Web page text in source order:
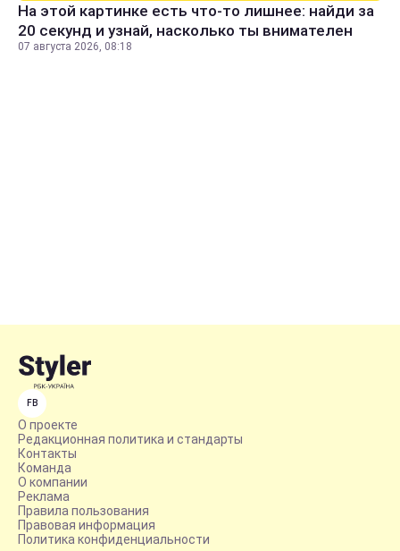
На этой картинке есть что-то лишнее: найди за
20 секунд и узнай, насколько ты внимателен
07 августа 2026, 08:18
FB
О проекте
Редакционная политика и стандарты
Контакты
Команда
О компании
Реклама
Правила пользования
Правовая информация
Политика конфиденциальности